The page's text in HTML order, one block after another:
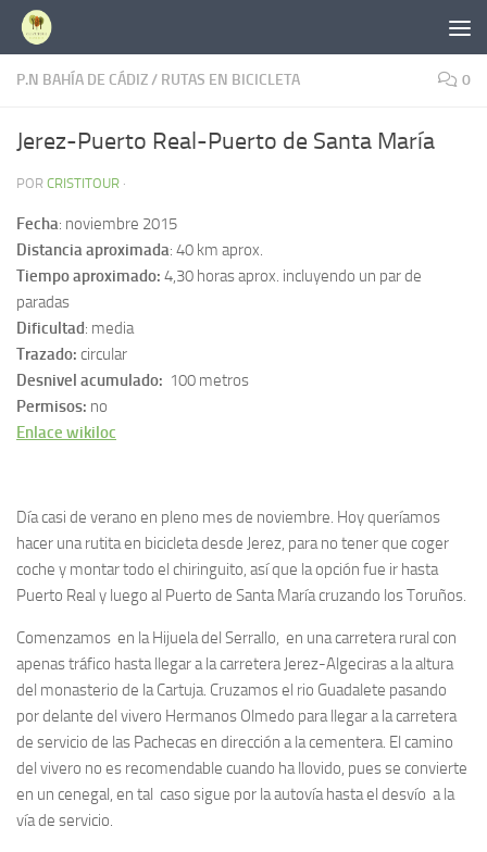
Saltar al contenido
P.N BAHÍA DE CÁDIZ/ RUTAS EN BICICLETA 0
Jerez-Puerto Real-Puerto de Santa María
POR CRISTITOUR ·
Fecha: noviembre 2015
Distancia aproximada: 40 km aprox.
Tiempo aproximado: 4,30 horas aprox. incluyendo un par de
paradas
Dificultad: media
Trazado: circular
Desnivel acumulado: 100 metros
Permisos: no
Enlace wikiloc
Día casi de verano en pleno mes de noviembre. Hoy queríamos
hacer una rutita en bicicleta desde Jerez, para no tener que coger
coche y montar todo el chiringuito, así que la opción fue ir hasta
Puerto Real y luego al Puerto de Santa María cruzando los Toruños.
Comenzamos en la Hijuela del Serrallo, en una carretera rural con
apenas tráfico hasta llegar a la carretera Jerez-Algeciras a la altura
del monasterio de la Cartuja. Cruzamos el rio Guadalete pasando
por delante del vivero Hermanos Olmedo para llegar a la carretera
de servicio de las Pachecas en dirección a la cementera. El camino
del vivero no es recomendable cuando ha llovido, pues se convierte
en un cenegal, en tal caso sigue por la autovía hasta el desvío a la
vía de servicio.